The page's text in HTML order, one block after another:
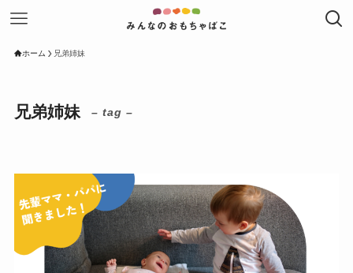
ホーム 兄弟姉妹
兄弟姉妹 – tag –